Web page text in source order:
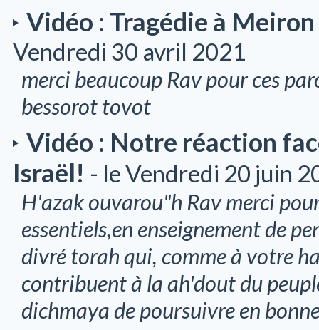
Vidéo : Tragédie à
Vendredi 30 avril 2021
merci beaucoup Rav pour ces
bessorot tovot
Vidéo : Notre réaction
Israël! - le Vendredi 20 juin
H'azak ouvarou"h Rav merci
essentiels,en enseignement de
divré torah qui, comme à votre
contribuent à la ah'dout du
dichmaya de poursuivre en